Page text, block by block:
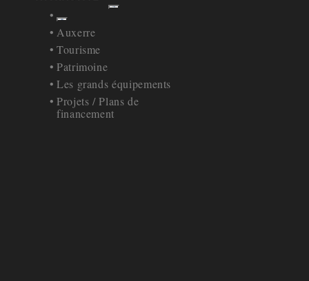
Afficher
Retour à la navigation
Auxerre
Tourisme
Patrimoine
Les grands équipements
Projets / Plans de
financement